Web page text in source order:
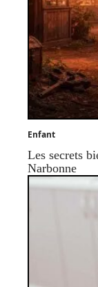
Enfant
Les secrets
Narbonne